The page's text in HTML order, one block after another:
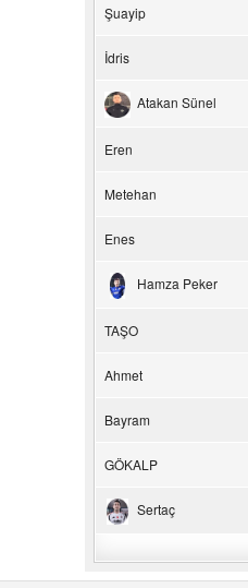
Şuayip
İdris
Atakan Sünel
Eren
Metehan
Enes
Hamza Peker
TAŞO
Ahmet
Bayram
GÖKALP
Sertaç